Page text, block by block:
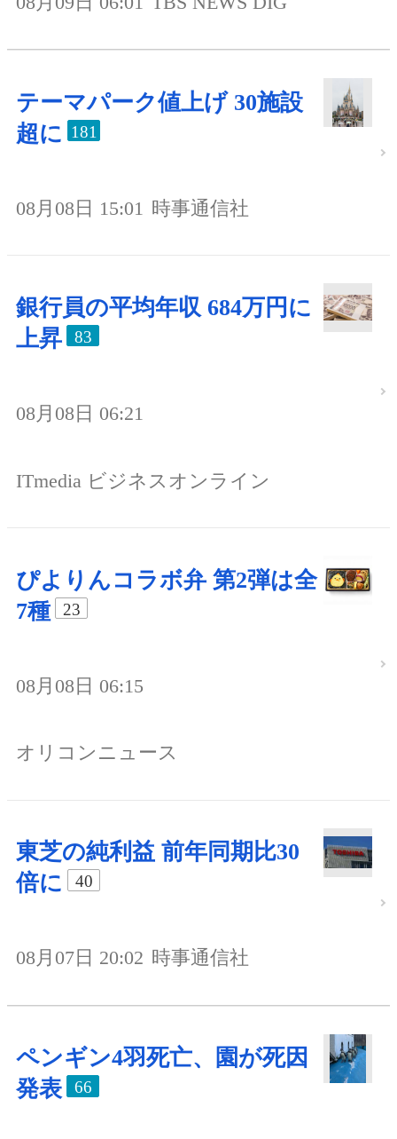
テーマパーク値上げ 30施設
超に 181
08月08日 15:01 時事通信社
銀行員の平均年収 684万円に
上昇
83
08月08日 06:21
ITmedia ビジネスオンライン
ぴよりんコラボ弁 第2弾は全
7種
23
08月08日 06:15
オリコンニュース
東芝の純利益 前年同期比30
倍に
40
08月07日 20:02 時事通信社
ペンギン4羽死亡、園が死因
発表
66